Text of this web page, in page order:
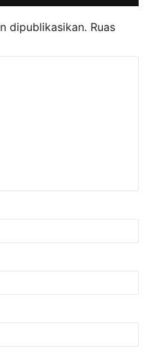
dipublikasikan. Ruas